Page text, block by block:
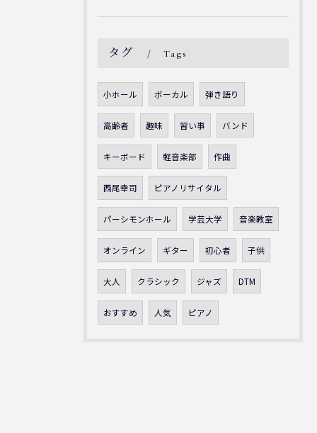
タグ Tags
小ホール ボーカル 弾き語り
高齢者 趣味 習い事 バンド
キーボード 軽音楽部 作曲
西尾幸司 ピアノリサイタル
パーシモンホール 学芸大学 音楽教室
オンライン ギター 初心者 子供
大人 クラシック ジャズ DTM
おすすめ 人気 ピアノ